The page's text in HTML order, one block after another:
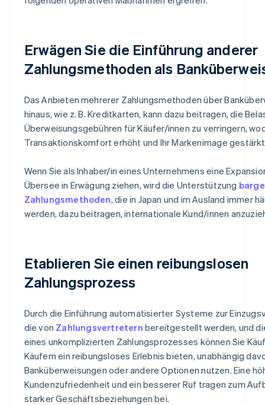
Erwägen Sie die Einführung anderer
Zahlungsmethoden als
Das Anbieten mehrerer Zahlungsmethoden über
hinaus, wie z. B. Kreditkarten, kann dazu beitragen, die
Überweisungsgebühren für Käufer/innen zu verringern,
Transaktionskomfort erhöht und Ihr Markenimage
Wenn Sie als Inhaber/in eines Unternehmens eine
Übersee in Erwägung ziehen, wird die Unterstützung
Zahlungsmethoden, die in Japan und im Ausland immer
werden, dazu beitragen, internationale Kund/innen
Etablieren Sie einen reibungslosen
Zahlungsprozess
Durch die Einführung automatisierter Systeme zur
die von Zahlungsvertretern bereitgestellt werden, und
eines unkomplizierten Zahlungsprozesses können Sie
Käufern ein reibungsloses Erlebnis bieten, unabhängig
Banküberweisungen oder andere Optionen nutzen. Eine
Kundenzufriedenheit und ein besserer Ruf tragen zum
starker Geschäftsbeziehungen bei.